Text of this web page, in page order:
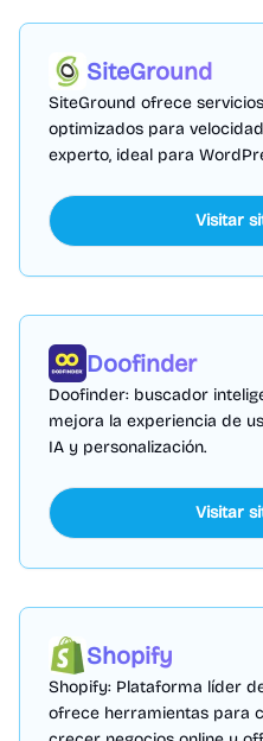
SiteGround
SiteGround ofrece
optimizados para
experto, ideal para
Visitar
Doofinder
Doofinder: buscador
mejora la experiencia de
IA y personalización.
Visitar
Shopify
Shopify: Plataforma líder
ofrece herramientas para